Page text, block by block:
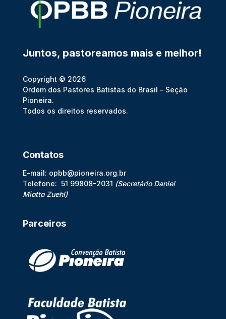
Juntos, pastoreamos mais e melhor!
Copyright © 2026
Ordem dos Pastores Batistas do Brasil – Seção
Pioneira.
Todos os direitos reservados.
Contatos
E-mail: opbb@pioneira.org.br
Telefone: 51 99808-2031 (Secretário Daniel
Miotto Zuehl)
Parceiros